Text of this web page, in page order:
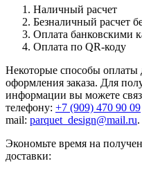
Наличный расчет
Безналичный расчет
Оплата банковскими
Оплата по QR-коду
Некоторые способы оплаты
оформления заказа. Для
информации вы можете
телефону: +7 (909) 470 90 09
mail: parquet_design@mail.ru.
Экономьте время на
доставки: